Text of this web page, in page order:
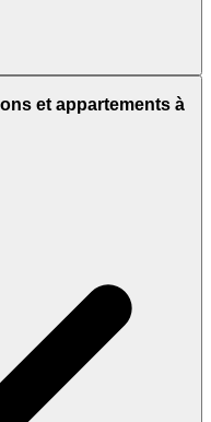
et appartements à